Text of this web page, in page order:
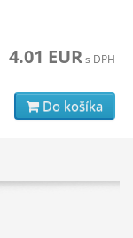
4.01 EURs DPH
Do košíka